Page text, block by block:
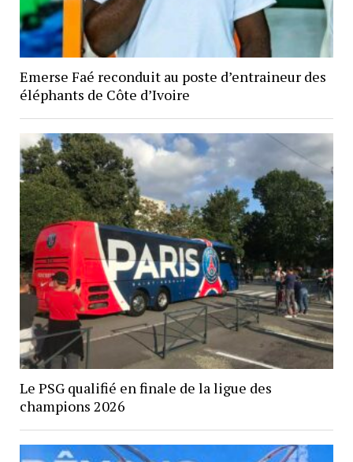
Emerse Faé reconduit au poste d’entraineur des
éléphants de Côte d’Ivoire
Le PSG qualifié en finale de la ligue des
champions 2026